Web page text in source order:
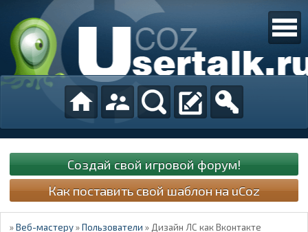
Создай свой игровой форум!
Как поставить свой шаблон на uCoz
»Веб-мастеру »Пользователи »Дизайн ЛС как Вконтакте